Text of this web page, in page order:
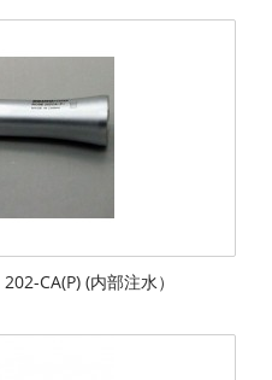
CA(P) (内部注水）